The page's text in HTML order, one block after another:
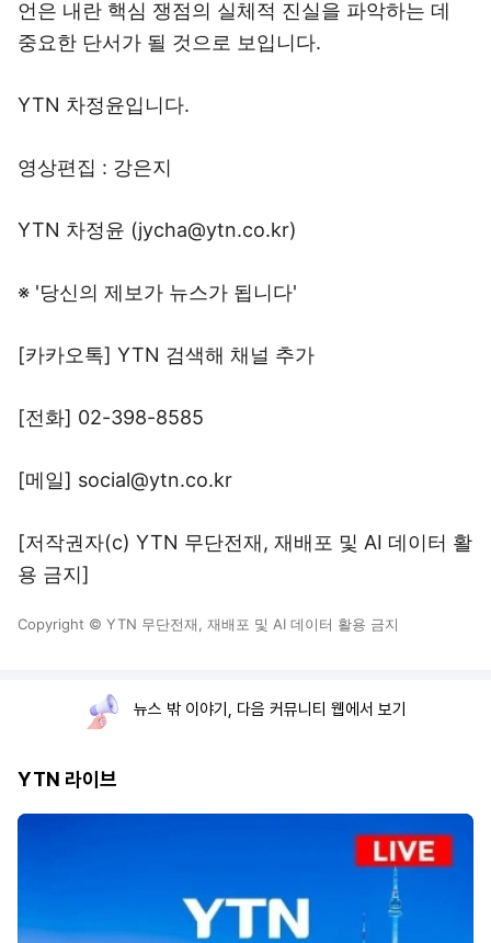
언은 내란 핵심 쟁점의 실체적 진실을 파악하는 데
중요한 단서가 될 것으로 보입니다.
YTN 차정윤입니다.
영상편집 : 강은지
YTN 차정윤 (jycha@ytn.co.kr)
※ '당신의 제보가 뉴스가 됩니다'
[카카오톡] YTN 검색해 채널 추가
[전화] 02-398-8585
[메일] social@ytn.co.kr
[저작권자(c) YTN 무단전재, 재배포 및 AI 데이터 활
용 금지]
Copyright © YTN 무단전재, 재배포 및 AI 데이터 활용 금지
뉴스 밖 이야기, 다음 커뮤니티 웹에서 보기
YTN 라이브